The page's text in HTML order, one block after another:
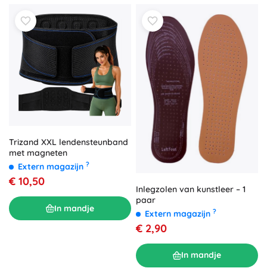
Trizand XXL lendensteunband
met magneten
Extern magazijn ?
€ 10,50
In mandje
Inlegzolen van kunstleer – 1
paar
Extern magazijn ?
€ 2,90
In mandje